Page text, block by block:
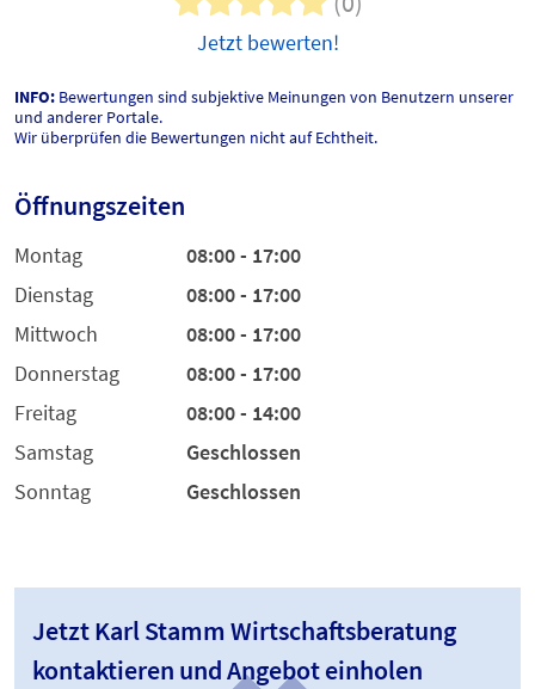
Jetzt bewerten!
INFO: Bewertungen sind subjektive Meinungen von Benutzern unserer
und anderer Portale.
Wir überprüfen die Bewertungen nicht auf Echtheit.
Öffnungszeiten
Montag
08:00 - 17:00
Dienstag
08:00 - 17:00
Mittwoch
08:00 - 17:00
Donnerstag
08:00 - 17:00
Freitag
08:00 - 14:00
Samstag
Geschlossen
Sonntag
Geschlossen
Jetzt Karl Stamm Wirtschaftsberatung
kontaktieren und Angebot einholen